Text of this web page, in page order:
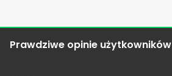
Prawdziwe opinie użytkowników